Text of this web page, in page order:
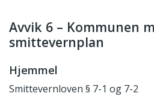
Avvik 6 – Kommunen
smittevernplan
Hjemmel
Smittevernloven § 7-1 og 7-2